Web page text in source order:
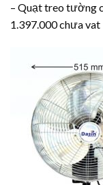
– Quạt treo tường
1.397.000 chưa vat